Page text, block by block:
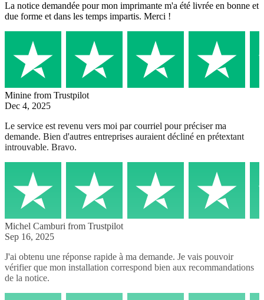
La notice demandée pour mon imprimante m'a été livrée en bonne et
due forme et dans les temps impartis. Merci !
Minine from Trustpilot
Dec 4, 2025
Le service est revenu vers moi par courriel pour préciser ma
demande. Bien d'autres entreprises auraient décliné en prétextant
introuvable. Bravo.
Michel Camburi from Trustpilot
Sep 16, 2025
J'ai obtenu une réponse rapide à ma demande. Je vais pouvoir
vérifier que mon installation correspond bien aux recommandations
de la notice.